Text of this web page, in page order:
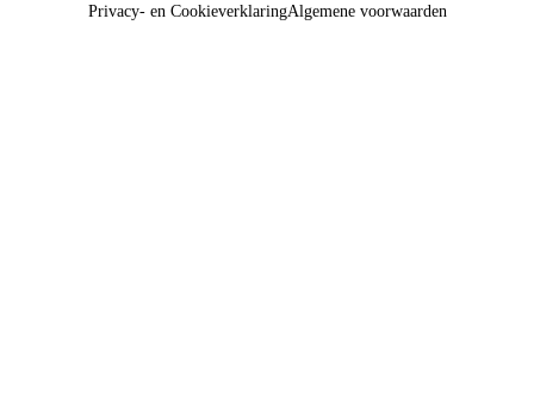
Privacy- en CookieverklaringAlgemene voorwaarden